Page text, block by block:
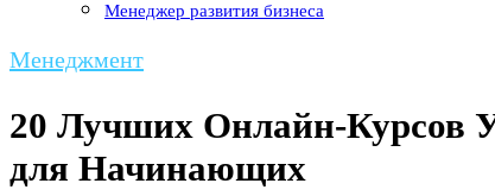
Менеджер развития бизнеса
Менеджмент
20 Лучших Онлайн-Курсов
для Начинающих